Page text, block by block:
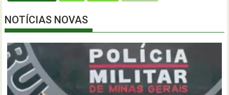
NOTÍCIAS NOVAS